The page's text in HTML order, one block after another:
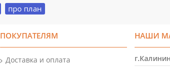
про план
ПОКУПАТЕЛЯМ
Доставка и оплата
НАШИ